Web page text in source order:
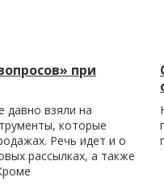
при
давно взяли на
которые
Речь идет и о
рассылках, а также